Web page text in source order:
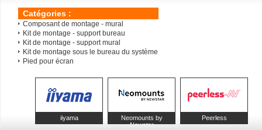
Catégories :
Composant de montage - mural
Kit de montage - support bureau
Kit de montage - support mural
Kit de montage sous le bureau du système
Pied pour écran
iiyama
Neomounts by
Newstar
Peerless